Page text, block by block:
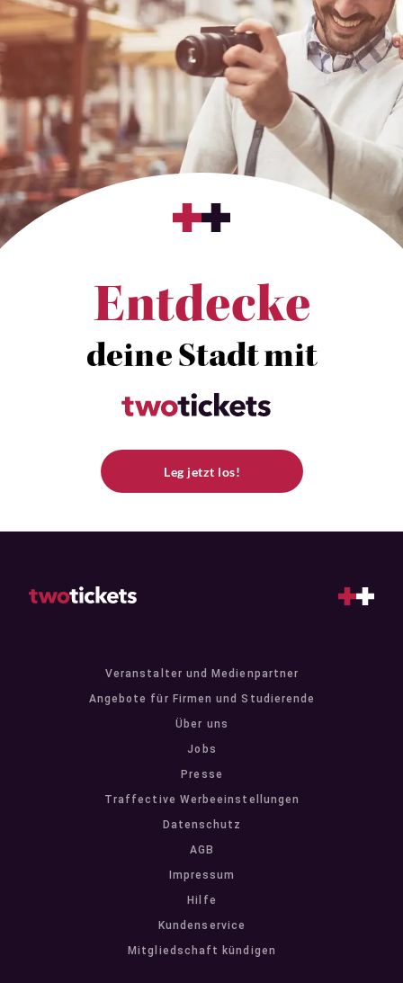
Entdecke
deine Stadt mit
Leg jetzt los!
Veranstalter und Medienpartner
Angebote für Firmen und Studierende
Über uns
Jobs
Presse
Traffective Werbeeinstellungen
Datenschutz
AGB
Impressum
Hilfe
Kundenservice
Mitgliedschaft kündigen